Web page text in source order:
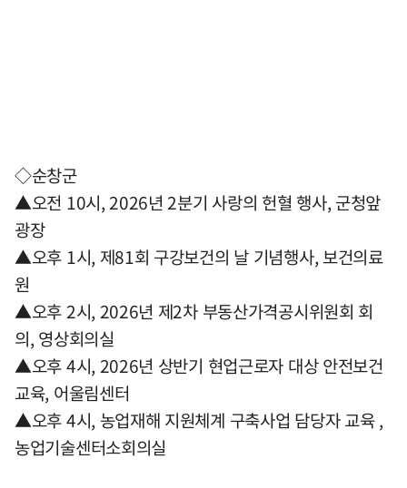
◇순창군
▲오전 10시, 2026년 2분기 사랑의 헌혈 행사, 군청앞
광장
▲오후 1시, 제81회 구강보건의 날 기념행사, 보건의료
원
▲오후 2시, 2026년 제2차 부동산가격공시위원회 회
의, 영상회의실
▲오후 4시, 2026년 상반기 현업근로자 대상 안전보건
교육, 어울림센터
▲오후 4시, 농업재해 지원체계 구축사업 담당자 교육 ,
농업기술센터소회의실